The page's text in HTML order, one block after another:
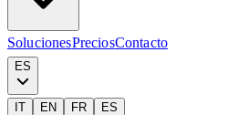
SolucionesPreciosContacto
ES
IT EN FR ES